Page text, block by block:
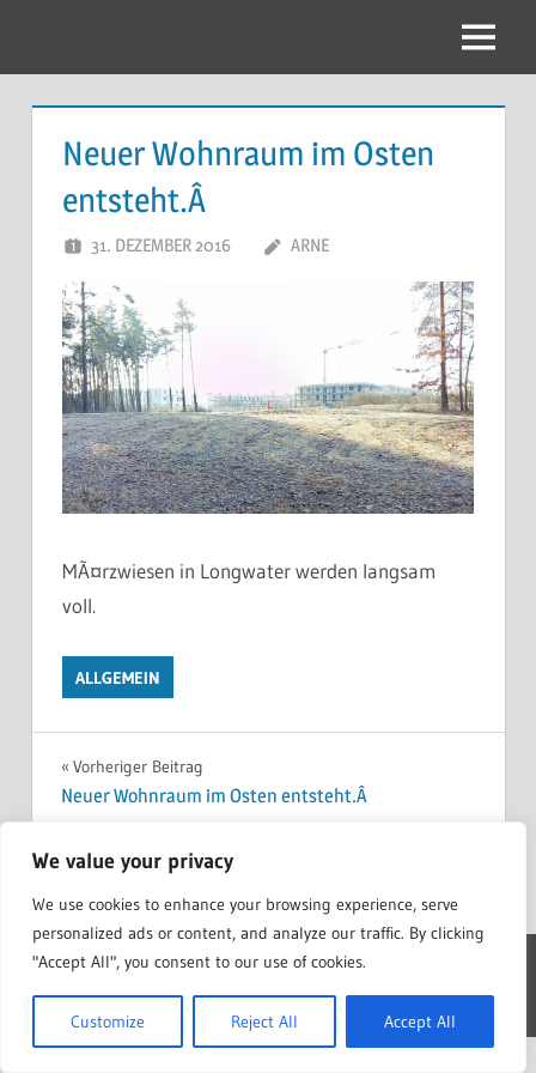
We value your privacy
We use cookies to enhance your browsing experience, serve
personalized ads or content, and analyze our traffic. By clicking
"Accept All", you consent to our use of cookies.
Customize Reject All Accept All
Menu
Neuer Wohnraum im Osten
entsteht.Â
31. DEZEMBER 2016 ARNE
MÃ¤rzwiesen in Longwater werden langsam
voll.
ALLGEMEIN
Beitragsnavigation
Vorheriger Beitrag
Neuer Wohnraum im Osten entsteht.Â
Hoch die HÃ¤nde, Wochenende!Â